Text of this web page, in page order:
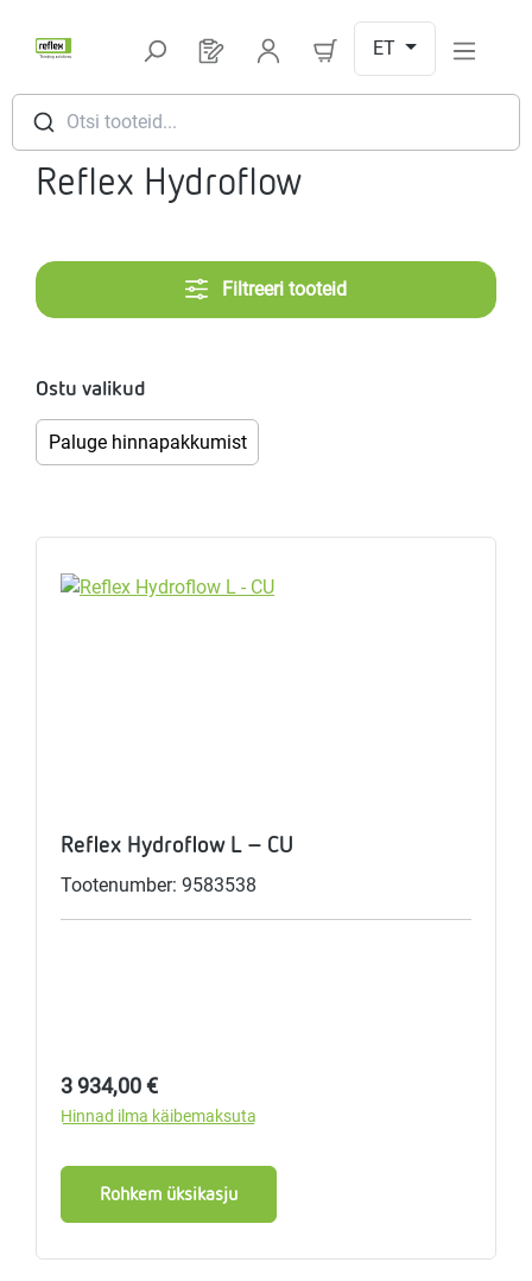
Otsi tooteid...
Sul on 0 toodet soovinimekirjas
ET
Reflex Hydroflow
Filtreeri tooteid
Ostu valikud
Paluge hinnapakkumist
Reflex Hydroflow L - CU
Tootenumber: 9583538
Tavahind:
3 934,00 €
Hinnad ilma käibemaksuta
Rohkem üksikasju